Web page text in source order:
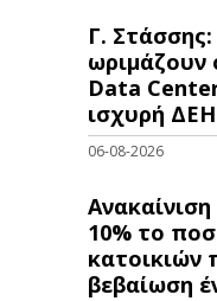
Γ.
ωριμάζουν
Data
ισχυρή ΔΕΗ
06-08-2026
10% το
κατοικιών
βεβαίωση